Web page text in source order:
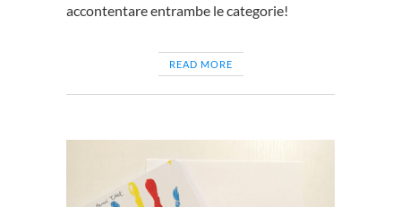
accontentare entrambe le categorie!
READ MORE